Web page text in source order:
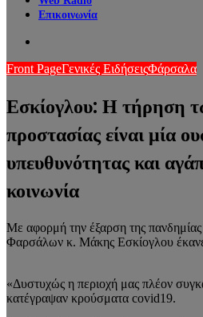
Επικοινωνία
Front PageΓενικές ΕιδήσειςΦάρσαλα
Εσκίογλου: Η τήρηση
προστασίας είναι μία
υπευθυνότητας και
κοινωνία
Με αφορμή την έξαρση της
Φαρσάλων κ. Μάκης Εσκίογλου
«Δυστυχώς η περιοχή μας πλέον
κατέγραψαν κρούσματα covid19.